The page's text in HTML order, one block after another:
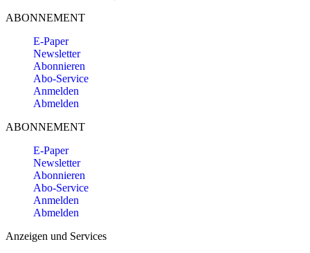
ABONNEMENT
E-Paper
Newsletter
Abonnieren
Abo-Service
Anmelden
Abmelden
ABONNEMENT
E-Paper
Newsletter
Abonnieren
Abo-Service
Anmelden
Abmelden
Anzeigen und Services